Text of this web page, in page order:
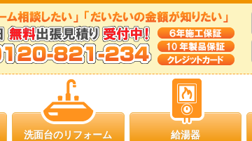
洗面台のリフォーム 給湯器